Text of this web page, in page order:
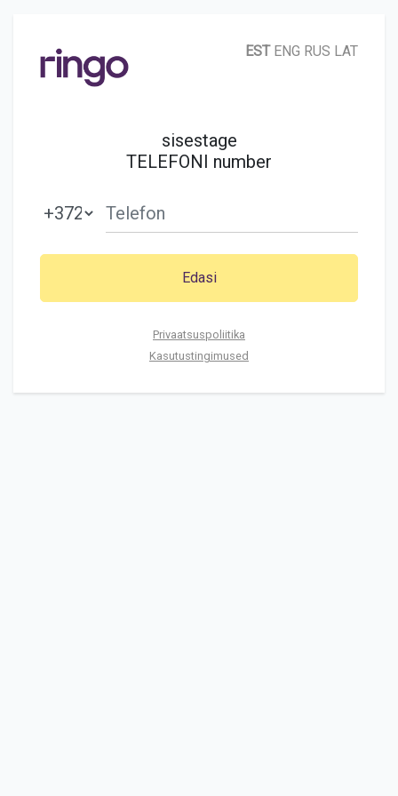
EST ENG RUS LAT
sisestage
TELEFONI number
Privaatsuspoliitika
Kasutustingimused